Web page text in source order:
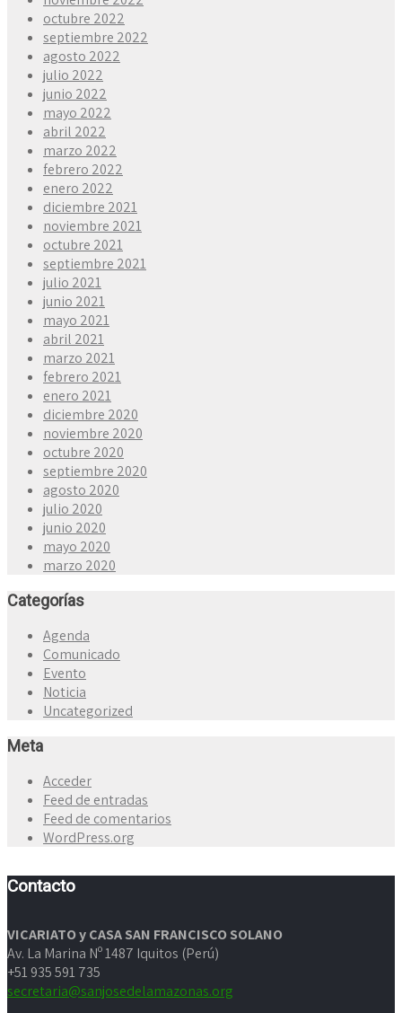
octubre 2022
septiembre 2022
agosto 2022
julio 2022
junio 2022
mayo 2022
abril 2022
marzo 2022
febrero 2022
enero 2022
diciembre 2021
noviembre 2021
octubre 2021
septiembre 2021
julio 2021
junio 2021
mayo 2021
abril 2021
marzo 2021
febrero 2021
enero 2021
diciembre 2020
noviembre 2020
octubre 2020
septiembre 2020
agosto 2020
julio 2020
junio 2020
mayo 2020
marzo 2020
Categorías
Agenda
Comunicado
Evento
Noticia
Uncategorized
Meta
Acceder
Feed de entradas
Feed de comentarios
WordPress.org
Contacto
VICARIATO y CASA SAN FRANCISCO SOLANO
Av. La Marina Nº 1487 Iquitos (Perú)
+51 935 591 735
secretaria@sanjosedelamazonas.org